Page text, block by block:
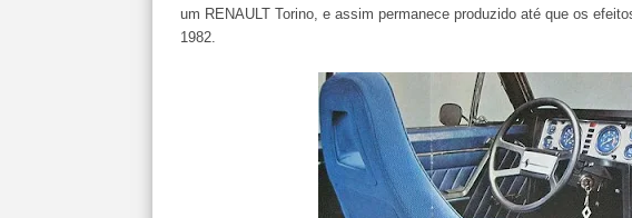
um RENAULT Torino, e assim permanece produzido até que os
1982.